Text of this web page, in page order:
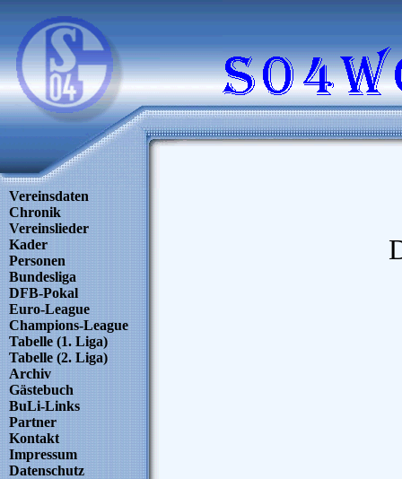
Vereinsdaten
Chronik
Vereinslieder
Kader
Personen
Bundesliga
DFB-Pokal
Euro-League
Champions-League
Tabelle (1. Liga)
Tabelle (2. Liga)
Archiv
Gästebuch
BuLi-Links
Partner
Kontakt
Impressum
Datenschutz